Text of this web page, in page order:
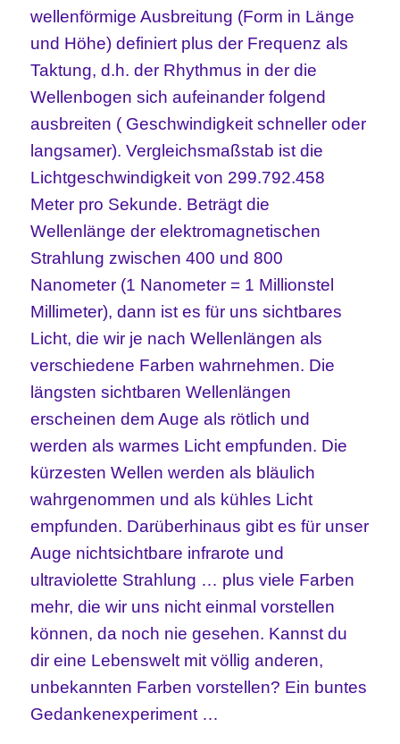
wellenförmige Ausbreitung (Form in Länge
und Höhe) definiert plus der Frequenz als
Taktung, d.h. der Rhythmus in der die
Wellenbogen sichaufeinander folgend
ausbreiten ( Geschwindigkeit schneller oder
langsamer).Vergleichsmaßstab ist die
Lichtgeschwindigkeit von 299.792.458
Meter pro Sekunde. Beträgt die
Wellenlänge der elektromagnetischen
Strahlung zwischen 400 und 800
Nanometer (1 Nanometer = 1 Millionstel
Millimeter), dann ist es für uns sichtbares
Licht, die wir je nach Wellenlängen als
verschiedene Farbenwahrnehmen. Die
längsten sichtbaren Wellenlängen
erscheinen dem Auge als rötlich und
werden als warmes Licht empfunden. Die
kürzesten Wellen werden als bläulich
wahrgenommen und als kühles Licht
empfunden. Darüberhinaus gibt es für unser
Auge nichtsichtbare infrarote und
ultraviolette Strahlung … plusviele Farben
mehr, die wir uns nicht einmal vorstellen
können, da noch nie gesehen. Kannst du
dir eine Lebenswelt mit völlig anderen,
unbekannten Farben vorstellen? Ein buntes
Gedankenexperiment …